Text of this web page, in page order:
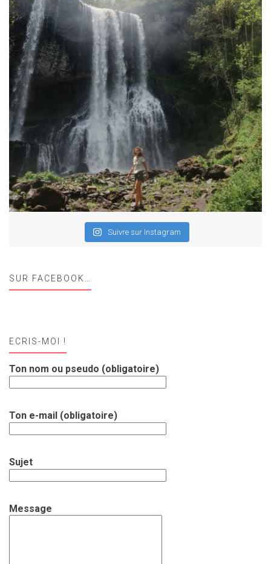
Suivre sur Instagram
SUR FACEBOOK…
ECRIS-MOI !
Ton nom ou pseudo (obligatoire)
Ton e-mail (obligatoire)
Sujet
Message